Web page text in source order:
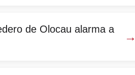
de Olocau alarma a
→